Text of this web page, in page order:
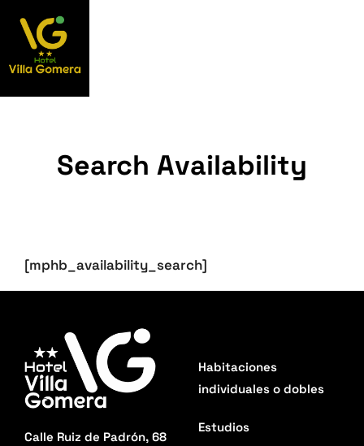
Search Availability
[mphb_availability_search]
Calle Ruiz de Padrón, 68
Habitaciones
individuales o dobles
Estudios